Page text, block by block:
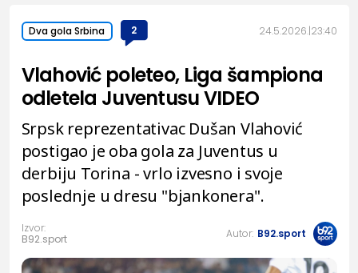
Dva gola Srbina 2 24.5.2026. 23:40
Vlahović poleteo, Liga šampiona
odletela Juventusu VIDEO
Srpsk reprezentativac Dušan Vlahović
postigao je oba gola za Juventus u
derbiju Torina - vrlo izvesno i svoje
poslednje u dresu "bjankonera".
Izvor:
B92.sport
Autor: B92.sport